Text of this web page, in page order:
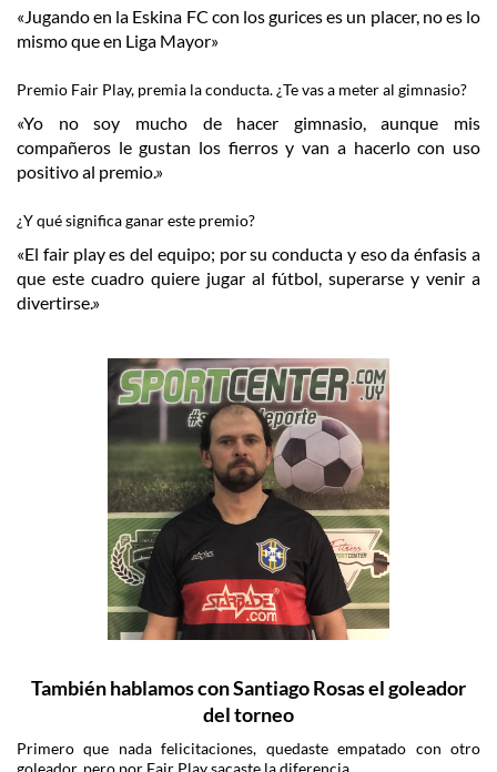
«Jugando en la Eskina FC con los gurices es un placer, no es lo
mismo que en Liga Mayor»
Premio Fair Play, premia la conducta. ¿Te vas a meter al gimnasio?
«Yo no soy mucho de hacer gimnasio, aunque mis
compañeros le gustan los fierros y van a hacerlo con uso
positivo al premio.»
¿Y qué significa ganar este premio?
«El fair play es del equipo; por su conducta y eso da énfasis a
que este cuadro quiere jugar al fútbol, superarse y venir a
divertirse.»
También hablamos con Santiago Rosas el goleador
del torneo
Primero que nada felicitaciones, quedaste empatado con otro